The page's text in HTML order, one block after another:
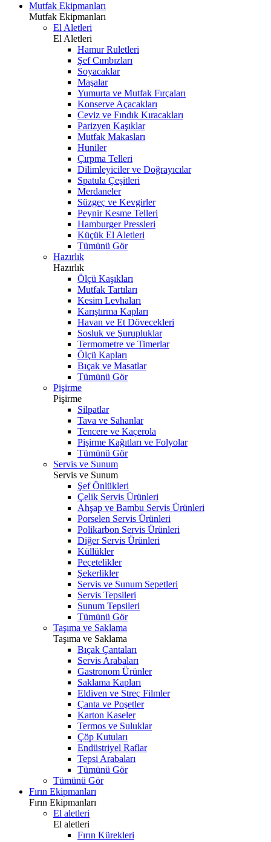
Mutfak Ekipmanları
Mutfak Ekipmanları
El Aletleri
El Aletleri
Hamur Ruletleri
Şef Cımbızları
Soyacaklar
Maşalar
Yumurta ve Mutfak Fırçaları
Konserve Açacakları
Ceviz ve Fındık Kıracakları
Parizyen Kaşıklar
Mutfak Makasları
Huniler
Çırpma Telleri
Dilimleyiciler ve Doğrayıcılar
Spatula Çeşitleri
Merdaneler
Süzgeç ve Kevgirler
Peynir Kesme Telleri
Hamburger Pressleri
Küçük El Aletleri
Tümünü Gör
Hazırlık
Hazırlık
Ölçü Kaşıkları
Mutfak Tartıları
Kesim Levhaları
Karıştırma Kapları
Havan ve Et Dövecekleri
Sosluk ve Şurupluklar
Termometre ve Timerlar
Ölçü Kapları
Bıçak ve Masatlar
Tümünü Gör
Pişirme
Pişirme
Silpatlar
Tava ve Sahanlar
Tencere ve Kaçerola
Pişirme Kağıtları ve Folyolar
Tümünü Gör
Servis ve Sunum
Servis ve Sunum
Şef Önlükleri
Çelik Servis Ürünleri
Ahşap ve Bambu Servis Ürünleri
Porselen Servis Ürünleri
Polikarbon Servis Ürünleri
Diğer Servis Ürünleri
Küllükler
Peçetelikler
Şekerlikler
Servis ve Sunum Sepetleri
Servis Tepsileri
Sunum Tepsileri
Tümünü Gör
Taşıma ve Saklama
Taşıma ve Saklama
Bıçak Çantaları
Servis Arabaları
Gastronom Ürünler
Saklama Kapları
Eldiven ve Streç Filmler
Çanta ve Poşetler
Karton Kaseler
Termos ve Suluklar
Çöp Kutuları
Endüstriyel Raflar
Tepsi Arabaları
Tümünü Gör
Tümünü Gör
Fırın Ekipmanları
Fırın Ekipmanları
El aletleri
El aletleri
Fırın Kürekleri